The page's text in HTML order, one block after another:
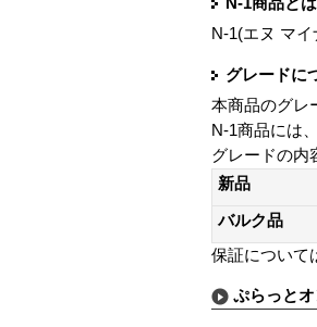
N-1商品と
N-1(エヌ マ
グレードに
本商品のグレ
N-1商品には
グレードの内
新品
バルク品
保証について
ぷらっと